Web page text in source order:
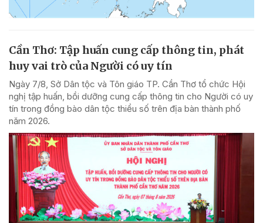
Cần Thơ: Tập huấn cung cấp thông tin, phát
huy vai trò của Người có uy tín
Ngày 7/8, Sở Dân tộc và Tôn giáo TP. Cần Thơ tổ chức Hội
nghị tập huấn, bồi dưỡng cung cấp thông tin cho Người có uy
tín trong đồng bào dân tộc thiểu số trên địa bàn thành phố
năm 2026.